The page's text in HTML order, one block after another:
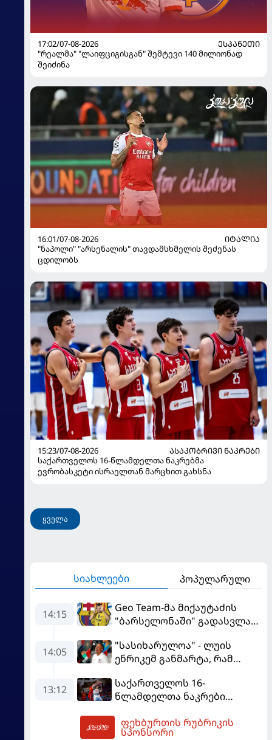
17:02/07-08-2026
ᲔᲡᲞᲐᲜᲔᲗᲘ
"რეალმა" "ლაიფციგისგან" შემტევი 140 მილიონად
შეიძინა
16:01/07-08-2026
ᲘᲢᲐᲚᲘᲐ
"ნაპოლი" "არსენალის" თავდამსხმელის შეძენას
ცდილობს
15:23/07-08-2026
ᲐᲡᲐᲙᲝᲑᲠᲘᲕᲘ ᲜᲐᲙᲠᲔᲑᲘ
საქართველოს 16-წლამდელთა ნაკრებმა
ევრობასკეტი ისრაელთან მარცხით გახსნა
ყველა
სიახლეები პოპულარული
14:15
Geo Team-მა მიქაუტაძის
"ბარსელონაში" გადასვლაზე
ინფორმაციაზე განმარტება
გააკეთა
14:05
"სასიხარულოა" - ლუის
ენრიკემ განმარტა, რამ
იუნაიტედთან" ნამატჩევს
13:12
საქართველოს 16-
წლამდელთა ნაკრები
დამარცხდა
ფეხბურთის რუბრიკის
სპონსორი